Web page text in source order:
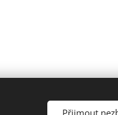
Přijmout